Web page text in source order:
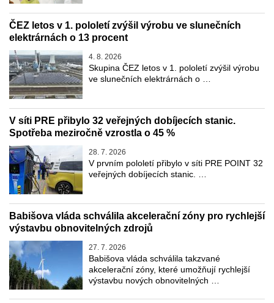
ČEZ letos v 1. pololetí zvýšil výrobu ve slunečních
elektrárnách o 13 procent
4. 8. 2026
Skupina ČEZ letos v 1. pololetí zvýšil výrobu
ve slunečních elektrárnách o …
V síti PRE přibylo 32 veřejných dobíjecích stanic.
Spotřeba meziročně vzrostla o 45 %
28. 7. 2026
V prvním pololetí přibylo v síti PRE POINT 32
veřejných dobíjecích stanic. …
Babišova vláda schválila akcelerační zóny pro rychlejší
výstavbu obnovitelných zdrojů
27. 7. 2026
Babišova vláda schválila takzvané
akcelerační zóny, které umožňují rychlejší
výstavbu nových obnovitelných …